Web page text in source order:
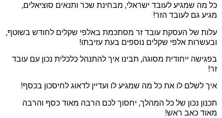
כל מה שמגיע לעובד ישראלי, מבחינת שכר ותנאים סוציאלים,
מגיע גם לעובד הזר!
עלות של העסקת עובד זר מסתכמת באלפי שקלים לחודש בשוטף,
ובעשרות אלפי שקלים נוספים בעת עזיבתו!
בפגישה ייחודית מסוגה, תבינו איך להתנהל כלכלית נכון עם עובד
זר!
איך לשלם לו את כל מה שמגיע לו ועדיין לדאוג לחיסכון בכסף!
תכנון נכון של כל המהלך, יחסוך לכם הרבה מאוד כסף והרבה
מאוד כאב ראש!